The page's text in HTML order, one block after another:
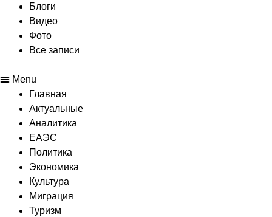
Блоги
Видео
Фото
Все записи
Menu
Главная
Актуальные
Аналитика
ЕАЭС
Политика
Экономика
Культура
Миграция
Туризм